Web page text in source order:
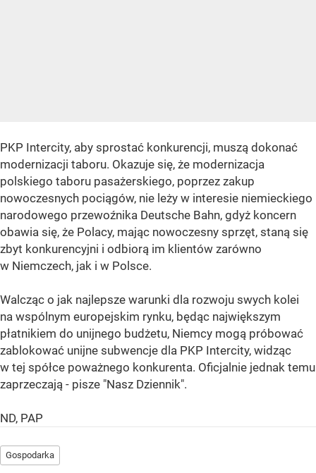
PKP Intercity, aby sprostać konkurencji, muszą dokonać
modernizacji taboru. Okazuje się, że modernizacja
polskiego taboru pasażerskiego, poprzez zakup
nowoczesnych pociągów, nie leży w interesie niemieckiego
narodowego przewoźnika Deutsche Bahn, gdyż koncern
obawia się, że Polacy, mając nowoczesny sprzęt, staną się
zbyt konkurencyjni i odbiorą im klientów zarówno
w Niemczech, jak i w Polsce.
Walcząc o jak najlepsze warunki dla rozwoju swych kolei
na wspólnym europejskim rynku, będąc największym
płatnikiem do unijnego budżetu, Niemcy mogą próbować
zablokować unijne subwencje dla PKP Intercity, widząc
w tej spółce poważnego konkurenta. Oficjalnie jednak temu
zaprzeczają - pisze "Nasz Dziennik".
ND, PAP
Gospodarka